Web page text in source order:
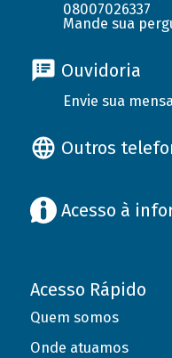
08007026337
Mande sua
Ouvidoria
Envie sua
Outros
Acesso à
Acesso Rápido
Quem somos
Onde atuamos